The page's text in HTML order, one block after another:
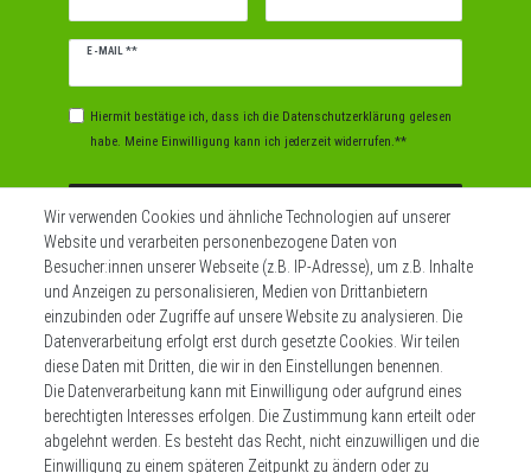
E-MAIL **
Newsletter
Hiermit bestätige ich, dass ich die Daten­schutz­erklärung gelesen
habe. Meine Einwilligung kann ich jederzeit widerrufen.**
** Hierbei handelt es sich um ein Pflichtfeld.
Widerrufs­recht Impressum
Daten­schutz­erklärung AGB Kontakt
Wir verwenden Cookies und ähnliche Technologien auf unserer
Website und verarbeiten personenbezogene Daten von
Besucher:innen unserer Webseite (z.B. IP-Adresse), um z.B. Inhalte
und Anzeigen zu personalisieren, Medien von Drittanbietern
einzubinden oder Zugriffe auf unsere Website zu analysieren. Die
Datenverarbeitung erfolgt erst durch gesetzte Cookies. Wir teilen
diese Daten mit Dritten, die wir in den Einstellungen benennen.
Die Datenverarbeitung kann mit Einwilligung oder aufgrund eines
berechtigten Interesses erfolgen. Die Zustimmung kann erteilt oder
abgelehnt werden. Es besteht das Recht, nicht einzuwilligen und die
Einwilligung zu einem späteren Zeitpunkt zu ändern oder zu